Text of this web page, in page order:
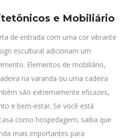
e Mobiliário
de entrada com uma cor vibrante
escultural adicionam um
Elementos de mobiliário,
na varanda ou uma cadeira
são extremamente eficazes,
e bem-estar. Se você está
como hospedagem, saiba que
mais importantes para